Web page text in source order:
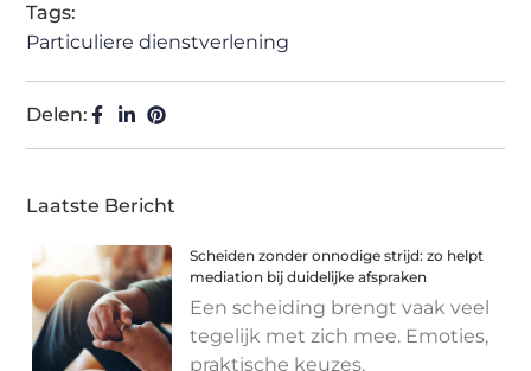
Tags:
Particuliere dienstverlening
Delen:
Laatste Bericht
Scheiden zonder onnodige strijd: zo helpt
mediation bij duidelijke afspraken
Een scheiding brengt vaak veel
tegelijk met zich mee. Emoties,
praktische keuzes,